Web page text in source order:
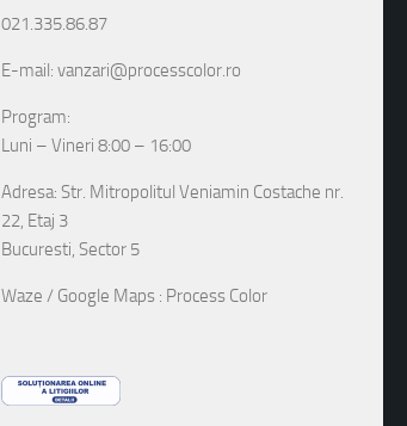
021.335.86.87
E-mail: vanzari@processcolor.ro
Program:
Luni – Vineri 8:00 – 16:00
Adresa: Str. Mitropolitul Veniamin Costache nr.
22, Etaj 3
Bucuresti, Sector 5
Waze / Google Maps : Process Color